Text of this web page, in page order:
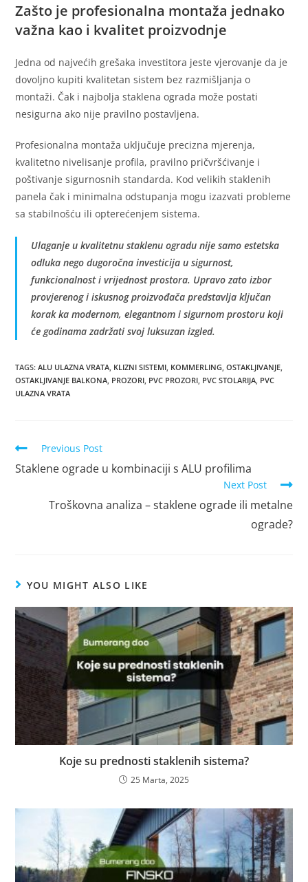
Zašto je profesionalna montaža jednako
važna kao i kvalitet proizvodnje
Jedna od najvećih grešaka investitora jeste vjerovanje da je
dovoljno kupiti kvalitetan sistem bez razmišljanja o
montaži. Čak i najbolja staklena ograda može postati
nesigurna ako nije pravilno postavljena.
Profesionalna montaža uključuje precizna mjerenja,
kvalitetno nivelisanje profila, pravilno pričvršćivanje i
poštivanje sigurnosnih standarda. Kod velikih staklenih
panela čak i minimalna odstupanja mogu izazvati probleme
sa stabilnošću ili opterećenjem sistema.
Ulaganje u kvalitetnu staklenu ogradu nije samo estetska
odluka nego dugoročna investicija u sigurnost,
funkcionalnost i vrijednost prostora. Upravo zato izbor
provjerenog i iskusnog proizvođača predstavlja ključan
korak ka modernom, elegantnom i sigurnom prostoru koji
će godinama zadržati svoj luksuzan izgled.
TAGS:ALU ULAZNA VRATA KLIZNI SISTEMI KOMMERLING OSTAKLJIVANJE
OSTAKLJIVANJE BALKONA PROZORI PVC PROZORI PVC STOLARIJA PVC
ULAZNA VRATA
Previous Post
Staklene ograde u kombinaciji s ALU profilima
Next Post
Troškovna analiza – staklene ograde ili metalne
ograde?
YOU MIGHT ALSO LIKE
Koje su prednosti staklenih sistema?
25 Marta, 2025